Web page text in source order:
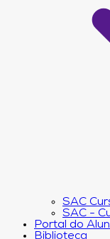
SAC
SAC -
Portal do
Biblioteca